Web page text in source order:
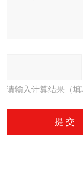
请输入计算结果（